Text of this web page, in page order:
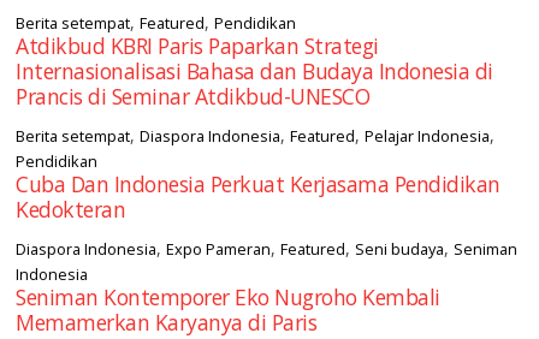
Berita setempat,Featured,Pendidikan
Atdikbud KBRI Paris Paparkan Strategi
Internasionalisasi Bahasa dan Budaya Indonesia di
Prancis di Seminar Atdikbud-UNESCO
Berita setempat,Diaspora Indonesia,Featured,Pelajar Indonesia,
Pendidikan
Cuba Dan Indonesia Perkuat Kerjasama Pendidikan
Kedokteran
Diaspora Indonesia,Expo Pameran,Featured, Seni budaya, Seniman
Indonesia
Seniman Kontemporer Eko Nugroho Kembali
Memamerkan Karyanya di Paris